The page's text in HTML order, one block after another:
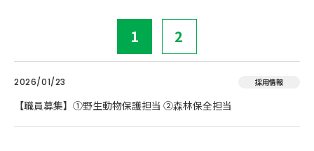
1 2
2026/01/23 採用情報
【職員募集】①野生動物保護担当 ②森林保全担当